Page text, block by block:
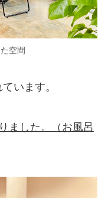
空間
います。
ました。（お風呂